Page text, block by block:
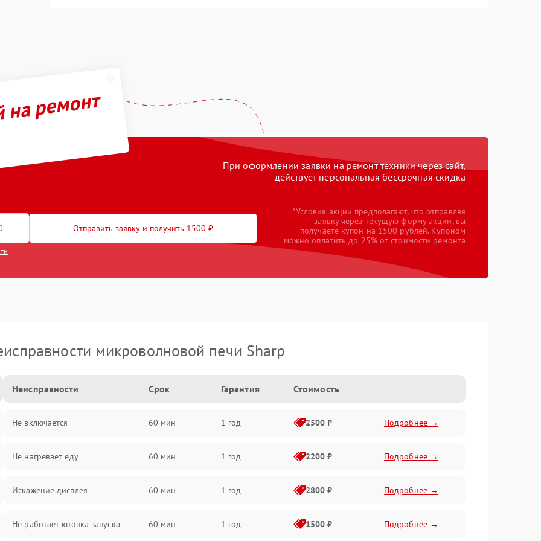
ремонт
При оформлении заявки на ремонт техники через сайт,
действует персональная бессрочная скидка
Отправить заявку и получить 1500 ₽
*Условия акции предполагают, что отправляя
заявку через текущую форму акции, вы
получаете купон на 1500 рублей. Купоном
можно оплатить до 25% от стоимости ремонта
микроволновой печи Sharp
Неисправности Срок Гарантия Стоимость
Не включается 60 мин 1 год 2500 ₽ Подробнее →
Не нагревает еду 60 мин 1 год 2200 ₽ Подробнее →
Искажение дисплея 60 мин 1 год 2800 ₽ Подробнее →
Не работает кнопка запуска 60 мин 1 год 1500 ₽ Подробнее →